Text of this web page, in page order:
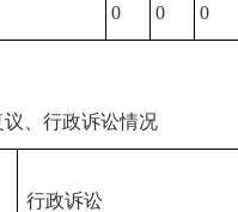
0 0 0
、行政诉讼情况
行政诉讼